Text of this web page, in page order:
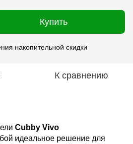
Купить
накопительной скидки
К сравнению
Cubby Vivo
идеальное решение для